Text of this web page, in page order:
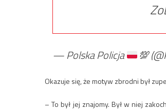
— Polska Policja 💯
Okazuje się, że motyw zbrodni był
– To był jej znajomy. Był w niej